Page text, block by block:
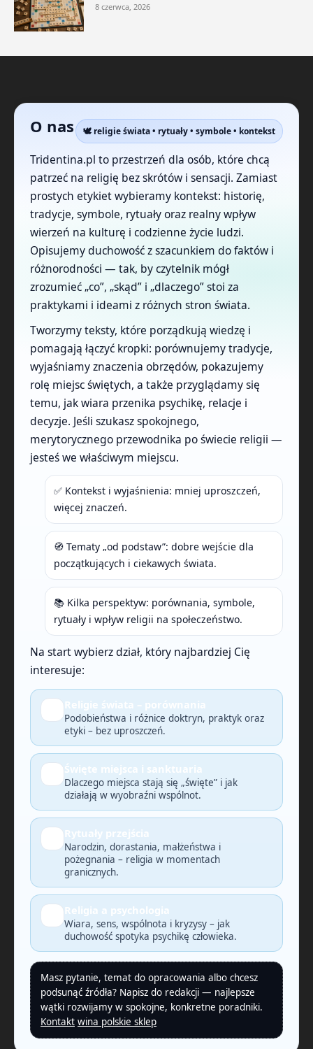
8 czerwca, 2026
O nas 🕊️ religie świata • rytuały • symbole • kontekst
Tridentina.pl to przestrzeń dla osób, które chcą
patrzeć na religię bez skrótów i sensacji. Zamiast
prostych etykiet wybieramy kontekst: historię,
tradycje, symbole, rytuały oraz realny wpływ
wierzeń na kulturę i codzienne życie ludzi.
Opisujemy duchowość z szacunkiem do faktów i
różnorodności — tak, by czytelnik mógł
zrozumieć „co”, „skąd” i „dlaczego” stoi za
praktykami i ideami z różnych stron świata.
Tworzymy teksty, które porządkują wiedzę i
pomagają łączyć kropki: porównujemy tradycje,
wyjaśniamy znaczenia obrzędów, pokazujemy
rolę miejsc świętych, a także przyglądamy się
temu, jak wiara przenika psychikę, relacje i
decyzje. Jeśli szukasz spokojnego,
merytorycznego przewodnika po świecie religii —
jesteś we właściwym miejscu.
✅ Kontekst i wyjaśnienia: mniej uproszczeń,
więcej znaczeń.
🧭 Tematy „od podstaw”: dobre wejście dla
początkujących i ciekawych świata.
📚 Kilka perspektyw: porównania, symbole,
rytuały i wpływ religii na społeczeństwo.
Na start wybierz dział, który najbardziej Cię
interesuje:
Religie świata – porównania
Podobieństwa i różnice doktryn, praktyk oraz
etyki – bez uproszczeń.
Święte miejsca i sanktuaria
Dlaczego miejsca stają się „święte” i jak
działają w wyobraźni wspólnot.
Rytuały przejścia
Narodzin, dorastania, małżeństwa i
pożegnania – religia w momentach
granicznych.
Religia a psychologia
Wiara, sens, wspólnota i kryzysy – jak
duchowość spotyka psychikę człowieka.
Masz pytanie, temat do opracowania albo chcesz
podsunąć źródła? Napisz do redakcji — najlepsze
wątki rozwijamy w spokojne, konkretne poradniki.
Kontakt wina polskie sklep